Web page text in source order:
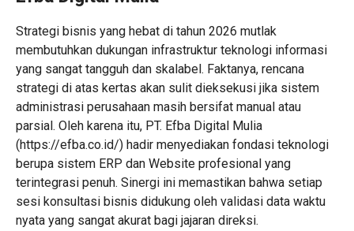
Strategi bisnis yang hebat di tahun 2026 mutlak
membutuhkan dukungan infrastruktur teknologi informasi
yang sangat tangguh dan skalabel. Faktanya, rencana
strategi di atas kertas akan sulit dieksekusi jika sistem
administrasi perusahaan masih bersifat manual atau
parsial. Oleh karena itu, PT. Efba Digital Mulia
(https://efba.co.id/) hadir menyediakan fondasi teknologi
berupa sistem ERP dan Website profesional yang
terintegrasi penuh. Sinergi ini memastikan bahwa setiap
sesi konsultasi bisnis didukung oleh validasi data waktu
nyata yang sangat akurat bagi jajaran direksi.